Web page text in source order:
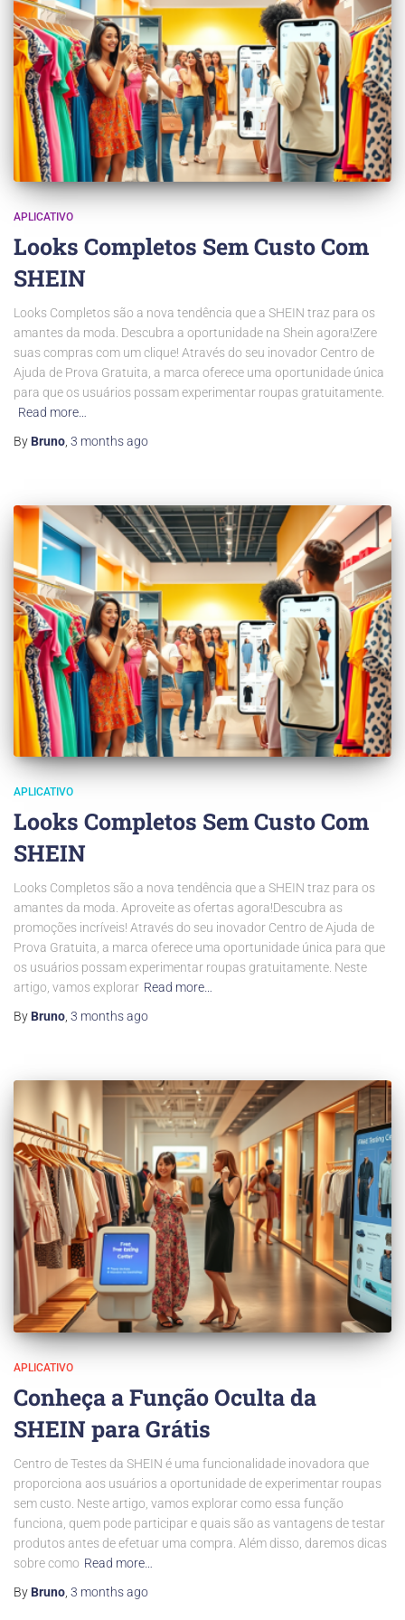
APLICATIVO
Looks Completos Sem Custo Com
SHEIN
Looks Completos são a nova tendência que a SHEIN traz para os
amantes da moda. Descubra a oportunidade na Shein agora!Zere
suas compras com um clique! Através do seu inovador Centro de
Ajuda de Prova Gratuita, a marca oferece uma oportunidade única
para que os usuários possam experimentar roupas gratuitamente.
Read more…
By Bruno 3 monthsago
APLICATIVO
Looks Completos Sem Custo Com
SHEIN
Looks Completos são a nova tendência que a SHEIN traz para os
amantes da moda. Aproveite as ofertas agora!Descubra as
promoções incríveis! Através do seu inovador Centro de Ajuda de
Prova Gratuita, a marca oferece uma oportunidade única para que
os usuários possam experimentar roupas gratuitamente. Neste
artigo, vamos explorar Read more…
By Bruno, 3 monthsago
APLICATIVO
Conheça a Função Oculta da
SHEIN para Grátis
Centro de Testes da SHEIN é uma funcionalidade inovadora que
proporciona aos usuários a oportunidade de experimentar roupas
sem custo. Neste artigo, vamos explorar como essa função
funciona, quem pode participar e quais são as vantagens de testar
produtos antes de efetuar uma compra. Além disso, daremos dicas
sobre como Read more…
By Bruno 3 monthsago